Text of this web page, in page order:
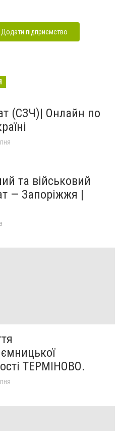
Додати підприємство
(СЗЧ)| Онлайн по
та військовий
— Запоріжжя |
ТЕРМІНОВО.